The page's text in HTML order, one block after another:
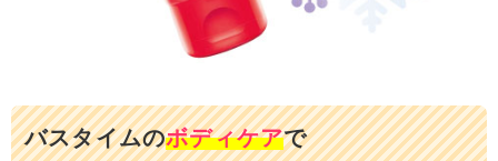
バスタイムのボディケアで